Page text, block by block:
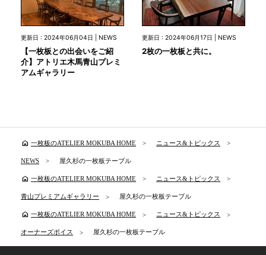
更新日 : 2024年06月04日 | NEWS
【一枚板との出会いをご紹
介】アトリエ木馬青山プレミ
アムギャラリー
更新日 : 2024年06月17日 | NEWS
2枚の一枚板と共に。
home 一枚板のATELIER MOKUBA HOME ニュース&トピックス
NEWS 屋久杉の一枚板テーブル
home 一枚板のATELIER MOKUBA HOME ニュース&トピックス
青山プレミアムギャラリー 屋久杉の一枚板テーブル
home 一枚板のATELIER MOKUBA HOME ニュース&トピックス
オーナーズボイス 屋久杉の一枚板テーブル